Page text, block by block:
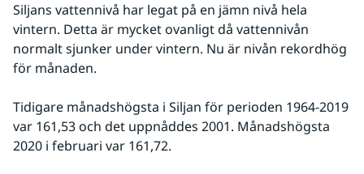
Siljans vattennivå har legat på en jämn nivå hela
vintern. Detta är mycket ovanligt då vattennivån
normalt sjunker under vintern. Nu är nivån rekordhög
för månaden.
Tidigare månadshögsta i Siljan för perioden 1964-2019
var 161,53 och det uppnåddes 2001. Månadshögsta
2020 i februari var 161,72.